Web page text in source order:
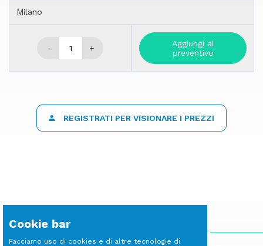
Milano
- +
Aggiungi al
preventivo
REGISTRATI PER VISIONARE I PREZZI
SCOPRI LE ALTRE LINEE
Cookie bar
Facciamo uso di cookies e di altre tecnologie di